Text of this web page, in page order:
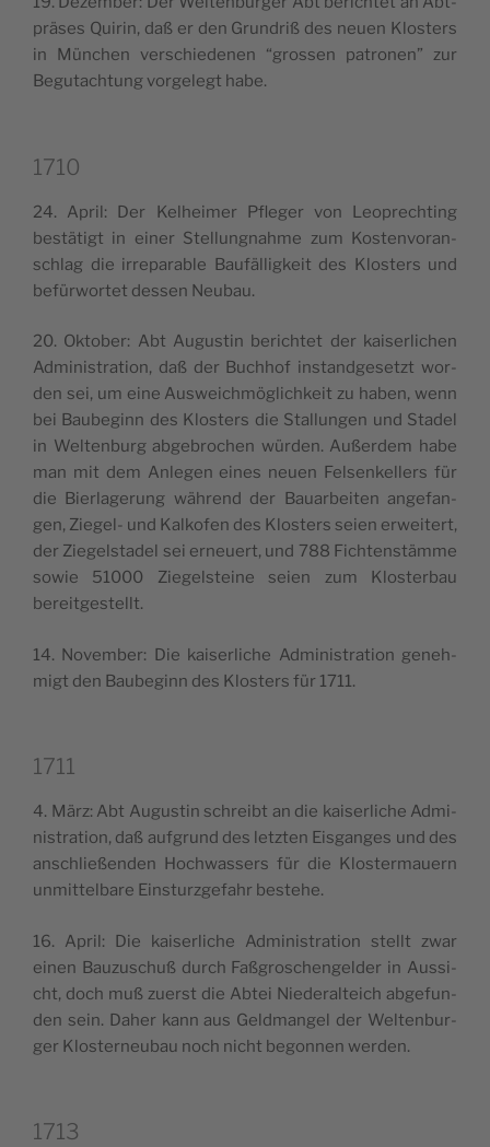
prä­ses Qui­rin, daß er den Grun­driß des neuen Klo­sters
in Mün­chen ver­schie­de­nen “gros­sen patro­nen” zur
Begu­ta­ch­tung vor­ge­legt habe.
1710
24. April: Der Kelhei­mer Pfle­ger von Leo­pre­ch­ting
bestä­tigt in einer Stel­lung­nah­me zum Kosten­vo­ran­
schlag die irre­pa­ra­ble Bau­fäl­li­g­keit des Klo­sters und
befür­wor­tet des­sen Neubau.
20. Okto­ber: Abt Augu­stin beri­ch­tet der kai­ser­li­chen
Admi­ni­stra­tion, daß der Buch­hof instand­ge­se­tzt wor­
den sei, um eine Auswei­ch­mö­gli­ch­keit zu haben, wenn
bei Bau­be­ginn des Klo­sters die Stal­lun­gen und Sta­del
in Welt­en­burg abge­bro­chen wür­den. Außer­dem habe
man mit dem Anle­gen eines neuen Fel­sen­kel­lers für
die Bier­la­ge­rung wäh­rend der Bauar­bei­ten ange­fan­
gen, Zie­gel- und Kal­ko­fen des Klo­sters seien erwei­tert,
der Zie­gel­sta­del sei erneuert, und 788 Fich­ten­stäm­me
sowie 51000 Zie­gel­stei­ne seien zum Klo­ster­bau
bereitgestellt.
14. Novem­ber: Die kai­ser­li­che Admi­ni­stra­tion geneh­
migt den Bau­be­ginn des Klo­sters für 1711.
1711
4. März: Abt Augu­stin schreibt an die kai­ser­li­che Admi­
ni­stra­tion, daß auf­grund des letz­ten Eisgan­ges und des
anschließen­den Hoch­was­sers für die Klo­ster­mauern
unmit­tel­ba­re Ein­stur­z­ge­fahr bestehe.
16. April: Die kai­ser­li­che Admi­ni­stra­tion stellt zwar
einen Bau­zu­schuß durch Faß­gro­schen­gel­der in Aus­si­
cht, doch muß zuer­st die Abtei Nie­de­ral­teich abge­fun­
den sein. Daher kann aus Geld­man­gel der Welt­en­bur­
ger Klo­ster­neu­bau noch nicht begon­nen werden.
1713